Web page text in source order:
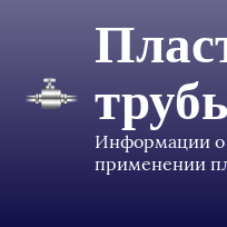
Информации о
применении